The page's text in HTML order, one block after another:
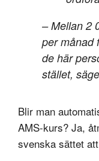
– Mellan 2
per månad
de här
stället,
Blir man
AMS-kurs? Ja,
svenska sättet